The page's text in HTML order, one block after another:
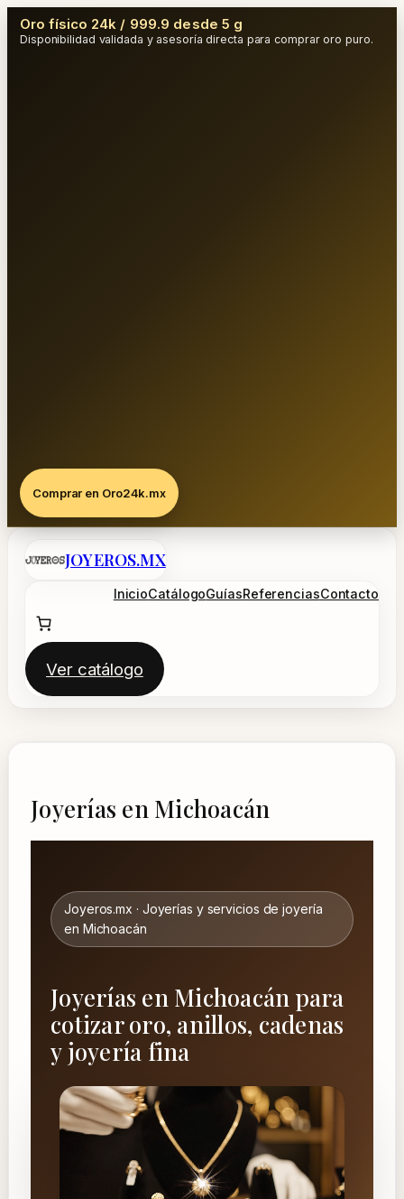
Oro físico 24k / 999.9 desde 5 g
Disponibilidad validada y asesoría directa para comprar oro puro.
Comprar en Oro24k.mx
Saltar
JOYEROS.MX
InicioCatálogoGuíasReferenciasContacto
Ver catálogo
Joyerías en Michoacán
Joyeros.mx · Joyerías y servicios de joyería
en Michoacán
Joyerías en Michoacán para
cotizar oro, anillos, cadenas
y joyería fina